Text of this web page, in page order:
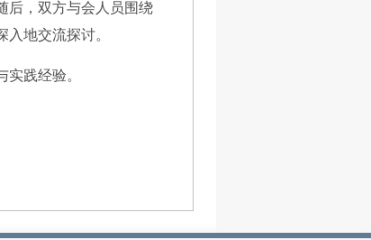
后，双方与会人员围绕
地交流探讨。
践经验。